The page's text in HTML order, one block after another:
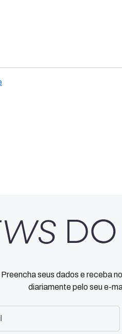
Preencha seus dados e receba
diariamente pelo seu e-